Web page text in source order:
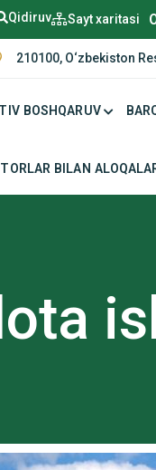
Qidiruv Sayt xaritasi
210100, O‘zbekiston
BOSHQARUV
BILAN